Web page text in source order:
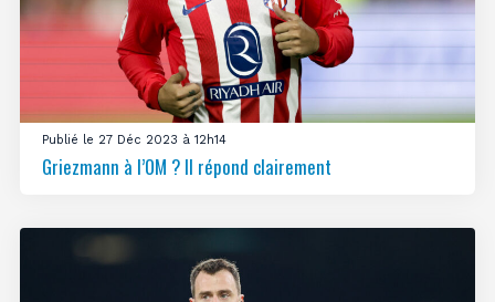
Publié le 27 Déc 2023 à 12h14
Griezmann à l’OM ? Il répond clairement